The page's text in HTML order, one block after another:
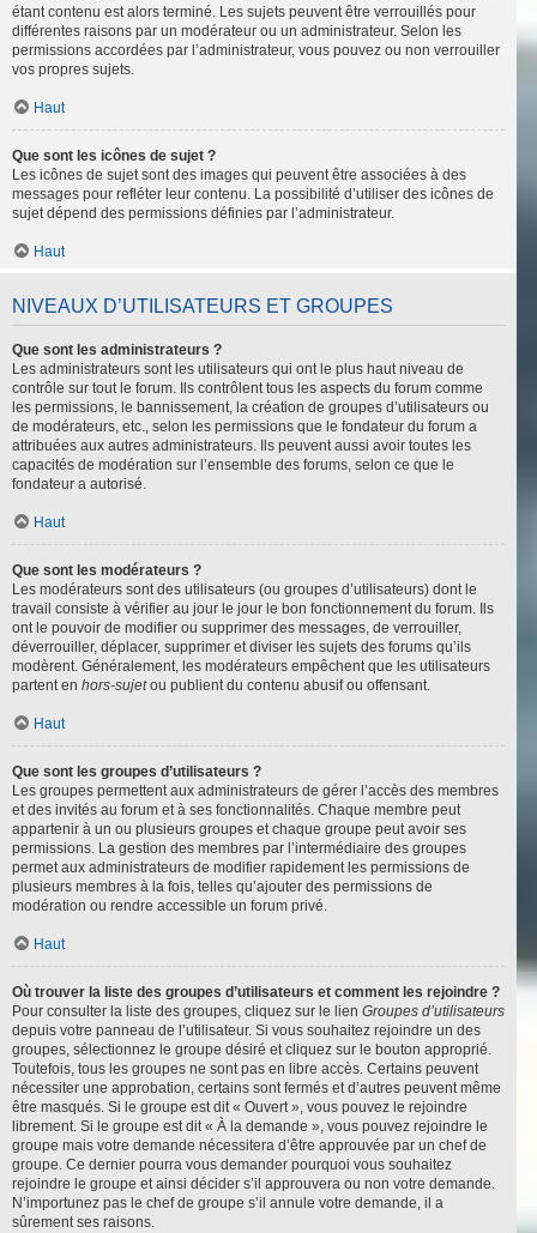
étant contenu est alors terminé. Les sujets peuvent être verrouillés pour
différentes raisons par un modérateur ou un administrateur. Selon les
permissions accordées par l’administrateur, vous pouvez ou non verrouiller
vos propres sujets.
Haut
Que sont les icônes de sujet ?
Les icônes de sujet sont des images qui peuvent être associées à des
messages pour refléter leur contenu. La possibilité d’utiliser des icônes de
sujet dépend des permissions définies par l’administrateur.
Haut
NIVEAUX D’UTILISATEURS ET GROUPES
Que sont les administrateurs ?
Les administrateurs sont les utilisateurs qui ont le plus haut niveau de
contrôle sur tout le forum. Ils contrôlent tous les aspects du forum comme
les permissions, le bannissement, la création de groupes d’utilisateurs ou
de modérateurs, etc., selon les permissions que le fondateur du forum a
attribuées aux autres administrateurs. Ils peuvent aussi avoir toutes les
capacités de modération sur l’ensemble des forums, selon ce que le
fondateur a autorisé.
Haut
Que sont les modérateurs ?
Les modérateurs sont des utilisateurs (ou groupes d’utilisateurs) dont le
travail consiste à vérifier au jour le jour le bon fonctionnement du forum. Ils
ont le pouvoir de modifier ou supprimer des messages, de verrouiller,
déverrouiller, déplacer, supprimer et diviser les sujets des forums qu’ils
modèrent. Généralement, les modérateurs empêchent que les utilisateurs
partent en hors-sujetou publient du contenu abusif ou offensant.
Haut
Que sont les groupes d’utilisateurs ?
Les groupes permettent aux administrateurs de gérer l’accès des membres
et des invités au forum et à ses fonctionnalités. Chaque membre peut
appartenir à un ou plusieurs groupes et chaque groupe peut avoir ses
permissions. La gestion des membres par l’intermédiaire des groupes
permet aux administrateurs de modifier rapidement les permissions de
plusieurs membres à la fois, telles qu’ajouter des permissions de
modération ou rendre accessible un forum privé.
Haut
Où trouver la liste des groupes d’utilisateurs et comment les rejoindre ?
Pour consulter la liste des groupes, cliquez sur le lien Groupes d’utilisateurs
depuis votre panneau de l’utilisateur. Si vous souhaitez rejoindre un des
groupes, sélectionnez le groupe désiré et cliquez sur le bouton approprié.
Toutefois, tous les groupes ne sont pas en libre accès. Certains peuvent
nécessiter une approbation, certains sont fermés et d’autres peuvent même
être masqués. Si le groupe est dit « Ouvert », vous pouvez le rejoindre
librement. Si le groupe est dit « À la demande », vous pouvez rejoindre le
groupe mais votre demande nécessitera d’être approuvée par un chef de
groupe. Ce dernier pourra vous demander pourquoi vous souhaitez
rejoindre le groupe et ainsi décider s’il approuvera ou non votre demande.
N’importunez pas le chef de groupe s’il annule votre demande, il a
sûrement ses raisons.